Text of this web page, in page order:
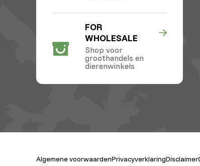
FOR
WHOLESALE
Shop voor
groothandels en
dierenwinkels
Algemene voorwaardenPrivacyverklaringDisclaimer